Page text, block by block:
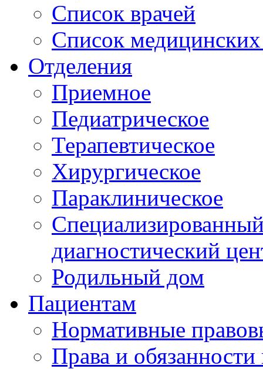
Список врачей
Список медицинских
Отделения
Приемное
Педиатрическое
Терапевтическое
Хирургическое
Параклиническое
диагностический
Родильный дом
Пациентам
Нормативные
Права и